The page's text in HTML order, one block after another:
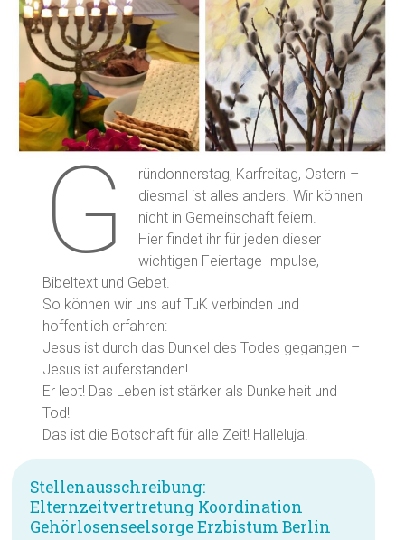
G
ründonnerstag, Karfreitag, Ostern –
diesmal ist alles anders. Wir können
nicht in Gemeinschaft feiern.
Hier findet ihr für jeden dieser
wichtigen Feiertage Impulse,
Bibeltext und Gebet.
So können wir uns auf TuK verbinden und
hoffentlich erfahren:
Jesus ist durch das Dunkel des Todes gegangen –
Jesus ist auferstanden!
Er lebt! Das Leben ist stärker als Dunkelheit und
Tod!
Das ist die Botschaft für alle Zeit! Halleluja!
Stellenausschreibung:
Elternzeitvertretung Koordination
Gehörlosenseelsorge Erzbistum Berlin